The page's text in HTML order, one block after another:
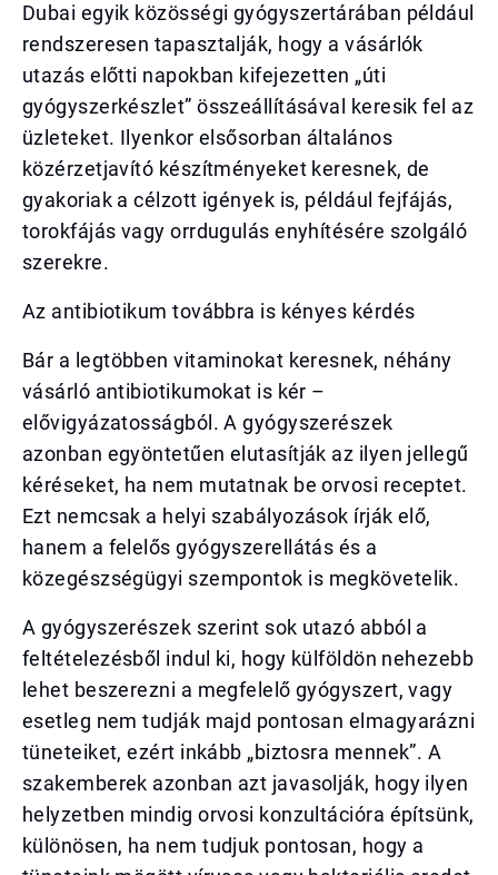
Dubai egyik közösségi gyógyszertárában például
rendszeresen tapasztalják, hogy a vásárlók
utazás előtti napokban kifejezetten „úti
gyógyszerkészlet” összeállításával keresik fel az
üzleteket. Ilyenkor elsősorban általános
közérzetjavító készítményeket keresnek, de
gyakoriak a célzott igények is, például fejfájás,
torokfájás vagy orrdugulás enyhítésére szolgáló
szerekre.
Az antibiotikum továbbra is kényes kérdés
Bár a legtöbben vitaminokat keresnek, néhány
vásárló antibiotikumokat is kér –
elővigyázatosságból. A gyógyszerészek
azonban egyöntetűen elutasítják az ilyen jellegű
kéréseket, ha nem mutatnak be orvosi receptet.
Ezt nemcsak a helyi szabályozások írják elő,
hanem a felelős gyógyszerellátás és a
közegészségügyi szempontok is megkövetelik.
A gyógyszerészek szerint sok utazó abból a
feltételezésből indul ki, hogy külföldön nehezebb
lehet beszerezni a megfelelő gyógyszert, vagy
esetleg nem tudják majd pontosan elmagyarázni
tüneteiket, ezért inkább „biztosra mennek”. A
szakemberek azonban azt javasolják, hogy ilyen
helyzetben mindig orvosi konzultációra építsünk,
különösen, ha nem tudjuk pontosan, hogy a